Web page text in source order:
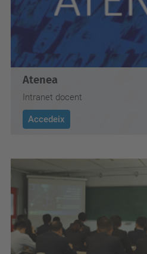
Atenea
Intranet docent
Accedeix